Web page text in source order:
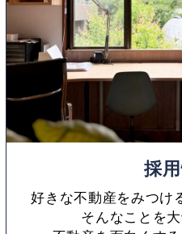
採
好きな不動産をみつけ
そんなことを